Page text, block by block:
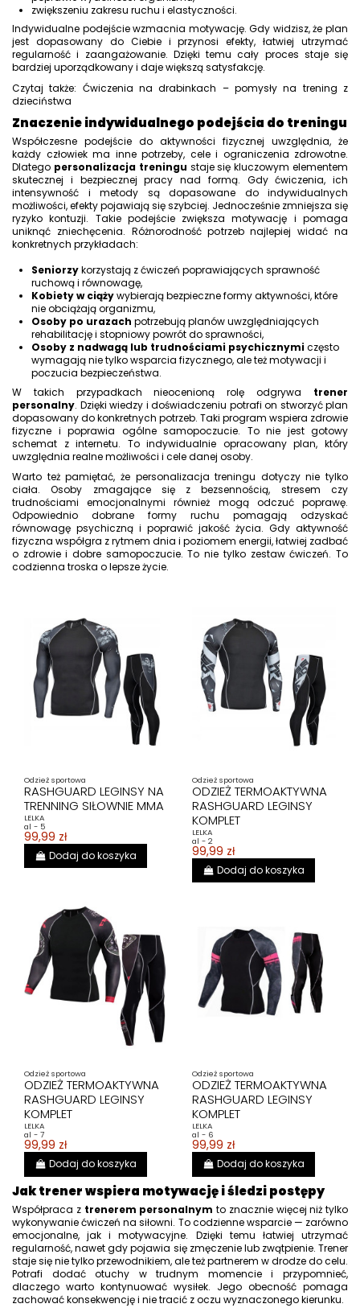
zwiększeniu zakresu ruchu i elastyczności.
Indywidualne podejście wzmacnia motywację. Gdy widzisz, że plan
jest dopasowany do Ciebie i przynosi efekty, łatwiej utrzymać
regularność i zaangażowanie. Dzięki temu cały proces staje się
bardziej uporządkowany i daje większą satysfakcję.
Czytaj także: Ćwiczenia na drabinkach – pomysły na trening z
dzieciństwa
Znaczenie indywidualnego podejścia do treningu
Współczesne podejście do aktywności fizycznej uwzględnia, że
każdy człowiek ma inne potrzeby, cele i ograniczenia zdrowotne.
Dlatego personalizacja treningu staje się kluczowym elementem
skutecznej i bezpiecznej pracy nad formą. Gdy ćwiczenia, ich
intensywność i metody są dopasowane do indywidualnych
możliwości, efekty pojawiają się szybciej. Jednocześnie zmniejsza się
ryzyko kontuzji. Takie podejście zwiększa motywację i pomaga
uniknąć zniechęcenia. Różnorodność potrzeb najlepiej widać na
konkretnych przykładach:
Seniorzykorzystają z ćwiczeń poprawiających sprawność
ruchową i równowagę,
Kobiety w ciążywybierają bezpieczne formy aktywności, które
nie obciążają organizmu,
Osoby po urazach potrzebują planów uwzględniających
rehabilitację i stopniowy powrót do sprawności,
Osoby z nadwagą lub trudnościami psychicznymiczęsto
wymagają nie tylko wsparcia fizycznego, ale też motywacji i
poczucia bezpieczeństwa.
W takich przypadkach nieocenioną rolę odgrywa trener
personalny. Dzięki wiedzy i doświadczeniu potrafi on stworzyć plan
dopasowany do konkretnych potrzeb. Taki program wspiera zdrowie
fizyczne i poprawia ogólne samopoczucie. To nie jest gotowy
schemat z internetu. To indywidualnie opracowany plan, który
uwzględnia realne możliwości i cele danej osoby.
Warto też pamiętać, że personalizacja treningu dotyczy nie tylko
ciała. Osoby zmagające się z bezsennością, stresem czy
trudnościami emocjonalnymi również mogą odczuć poprawę.
Odpowiednio dobrane formy ruchu pomagają odzyskać
równowagę psychiczną i poprawić jakość życia. Gdy aktywność
fizyczna współgra z rytmem dnia i poziomem energii, łatwiej zadbać
o zdrowie i dobre samopoczucie. To nie tylko zestaw ćwiczeń. To
codzienna troska o lepsze życie.
Odzież sportowa
RASHGUARD LEGINSY NA
TRENNING SIŁOWNIE MMA
LELKA
al - 5
99,99 zł
Dodaj do koszyka
Odzież sportowa
ODZIEŻ TERMOAKTYWNA
RASHGUARD LEGINSY
KOMPLET
LELKA
al - 2
99,99 zł
Dodaj do koszyka
Odzież sportowa
ODZIEŻ TERMOAKTYWNA
RASHGUARD LEGINSY
KOMPLET
LELKA
al - 7
99,99 zł
Dodaj do koszyka
Odzież sportowa
ODZIEŻ TERMOAKTYWNA
RASHGUARD LEGINSY
KOMPLET
LELKA
al - 6
99,99 zł
Dodaj do koszyka
Jak trener wspiera motywację i śledzi postępy
Współpraca z trenerem personalnym to znacznie więcej niż tylko
wykonywanie ćwiczeń na siłowni. To codzienne wsparcie — zarówno
emocjonalne, jak i motywacyjne. Dzięki temu łatwiej utrzymać
regularność, nawet gdy pojawia się zmęczenie lub zwątpienie. Trener
staje się nie tylko przewodnikiem, ale też partnerem w drodze do celu.
Potrafi dodać otuchy w trudnym momencie i przypomnieć,
dlaczego warto kontynuować wysiłek. Jego obecność pomaga
zachować konsekwencję i nie tracić z oczu wyznaczonego kierunku.